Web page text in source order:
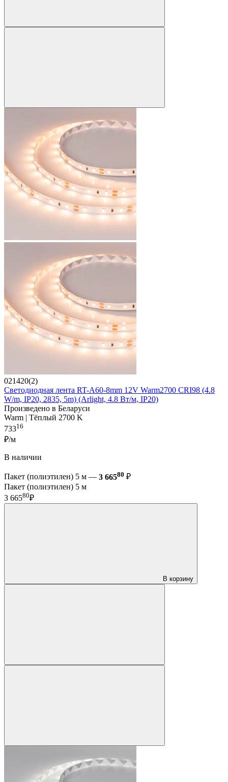
021420(2)
Светодиодная лента RT-A60-8mm 12V Warm2700 CRI98 (4.8
W/m, IP20, 2835, 5m) (Arlight, 4.8 Вт/м, IP20)
Произведено в Беларуси
Warm | Тёплый 2700 K
73316
₽/м
В наличии
Пакет (полиэтилен) 5 м — 3 66580 ₽
Пакет (полиэтилен) 5 м
3 66580₽
В корзину